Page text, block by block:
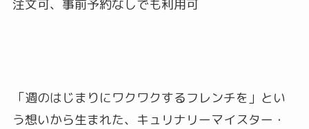
注文可、事前予約なしでも利用可
「週のはじまりにワクワクするフレンチを」とい
う想いから生まれた、キュリナリーマイスター・